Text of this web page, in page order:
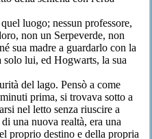
luogo; nessun professore,
non un Serpeverde, non
sua madre a guardarlo con la
lui, ed Hogwarts, la sua
del lago. Pensò a come
prima, si trovava sotto a
nel letto senza riuscire a
una nuova realtà, era una
proprio destino e della propria